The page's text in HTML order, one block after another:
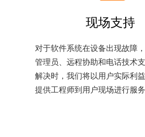
现场支持
对于软件系统在设备出现故障
管理员、远程协助和电话技术
解决时，我们将以用户实际利
提供工程师到用户现场进行服务